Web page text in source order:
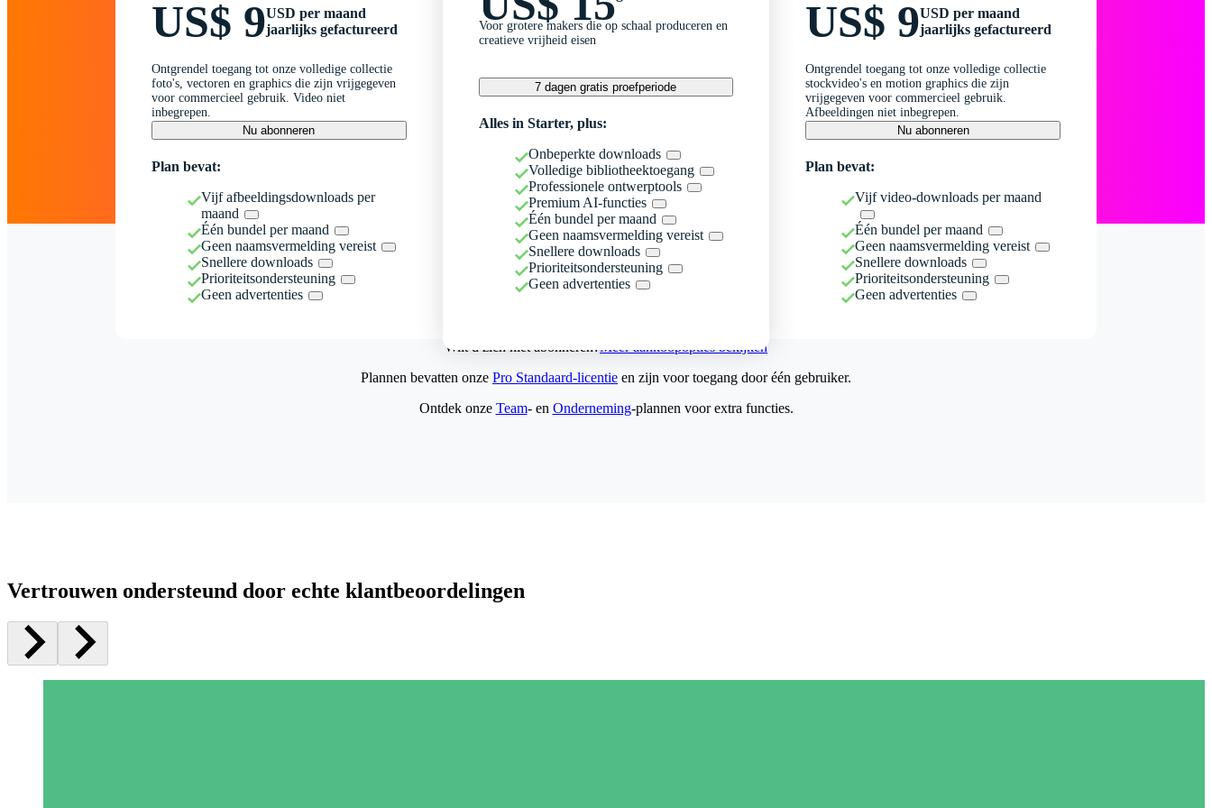
US$ 9USD per maand
jaarlijks gefactureerd
Ontgrendel toegang tot onze volledige collectie
foto's, vectoren en graphics die zijn vrijgegeven
voor commercieel gebruik. Video niet
inbegrepen.
Nu abonneren
Plan bevat:
Vijf afbeeldingsdownloads per
maand
Één bundel per maand
Geen naamsvermelding vereist
Snellere downloads
Prioriteitsondersteuning
Geen advertenties
Voor grotere makers die op schaal produceren en
creatieve vrijheid eisen
7 dagen gratis proefperiode
Alles in Starter, plus:
Onbeperkte downloads
Volledige bibliotheektoegang
Professionele ontwerptools
Premium AI-functies
Één bundel per maand
Geen naamsvermelding vereist
Snellere downloads
Prioriteitsondersteuning
Geen advertenties
US$ 9USD per maand
jaarlijks gefactureerd
Ontgrendel toegang tot onze volledige collectie
stockvideo's en motion graphics die zijn
vrijgegeven voor commercieel gebruik.
Afbeeldingen niet inbegrepen.
Nu abonneren
Plan bevat:
Vijf video-downloads per maand
Één bundel per maand
Geen naamsvermelding vereist
Snellere downloads
Prioriteitsondersteuning
Geen advertenties
Wilt u zich niet abonneren?Meer aankoopopties bekijken
Plannen bevatten onze Pro Standaard-licentie en zijn voor toegang door één gebruiker.
Ontdek onze Team- en Onderneming-plannen voor extra functies.
Vertrouwen ondersteund door echte klantbeoordelingen